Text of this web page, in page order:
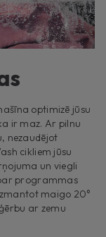
optimizē jūsu
ir maz. Ar pilnu
nezaudējot
cikliem jūsu
un viegli
programmas
maigo 20°
ar zemu